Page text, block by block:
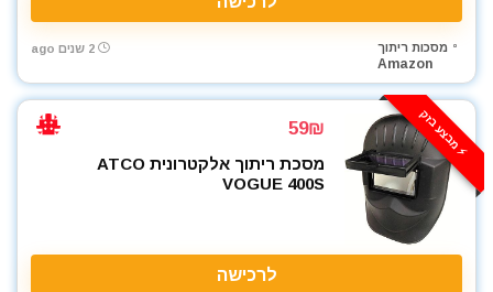
מסכות ריתוך
Amazon
2 שנים ago
⚡️ מבצע בזק 59₪
מסכת ריתוך אלקטרונית ATCO
VOGUE 400S
לרכישה